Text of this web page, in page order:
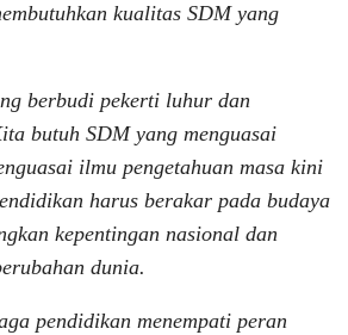
kualitas SDM yang
berbudi pekerti luhur dan
butuh SDM yang menguasai
ilmu pengetahuan masa kini
harus berakar pada budaya
kepentingan nasional dan
dunia.
pendidikan menempati peran